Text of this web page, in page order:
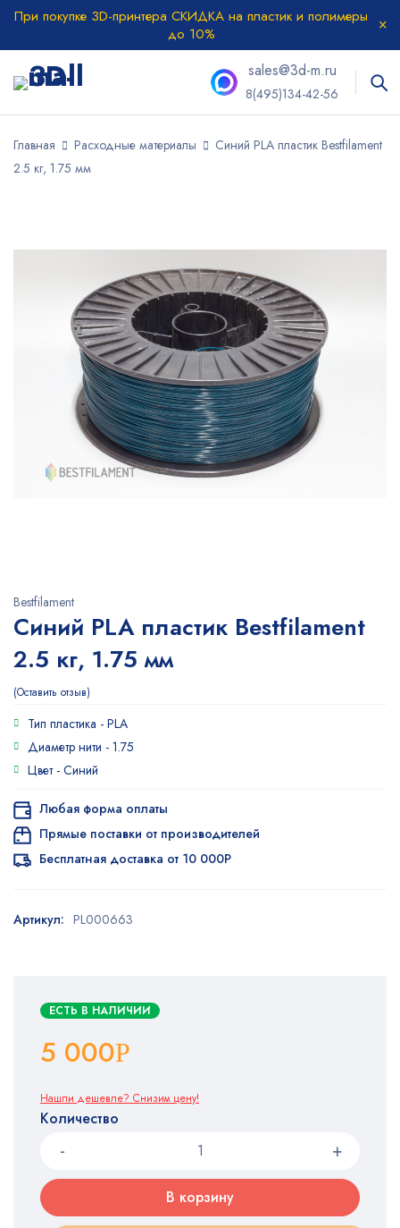
При покупке 3D-принтера СКИДКА на пластик и полимеры
до 10%
sales@3d-m.ru
8(495)134-42-56
Главная Расходные материалы
Синий PLA пластик Bestfilament
2.5 кг, 1.75 мм
Bestfilament
Синий PLA пластик Bestfilament
2.5 кг, 1.75 мм
Оставить отзыв
Тип пластика - PLA
Диаметр нити - 1.75
Цвет - Синий
ЕСТЬ В НАЛИЧИИ
5 000Р
Нашли дешевле? Снизим цену!
Количество
В корзину
Любая форма оплаты
Прямые поставки от производителей
Бесплатная доставка от 10 000Р
Артикул: PL000663